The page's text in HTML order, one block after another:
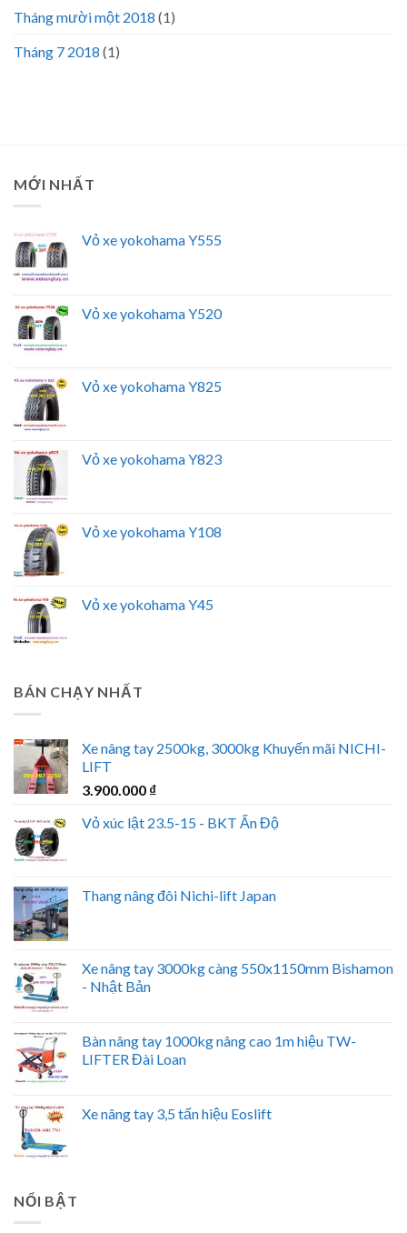
Tháng mười một 2018 (1)
Tháng 7 2018 (1)
MỚI NHẤT
Vỏ xe yokohama Y555
Vỏ xe yokohama Y520
Vỏ xe yokohama Y825
Vỏ xe yokohama Y823
Vỏ xe yokohama Y108
Vỏ xe yokohama Y45
BÁN CHẠY NHẤT
Xe nâng tay 2500kg, 3000kg Khuyến mãi NICHI-
LIFT
3.900.000 ₫
Vỏ xúc lật 23.5-15 - BKT Ấn Độ
Thang nâng đôi Nichi-lift Japan
Xe nâng tay 3000kg càng 550x1150mm Bishamon
- Nhật Bản
Bàn nâng tay 1000kg nâng cao 1m hiệu TW-
LIFTER Đài Loan
Xe nâng tay 3,5 tấn hiệu Eoslift
NỔI BẬT